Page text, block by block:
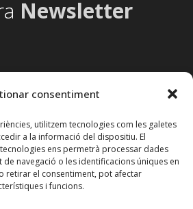
consentiment
utilitzem tecnologies com les galetes
a la informació del dispositiu. El
ens permetrà processar dades
navegació o les identificacions úniques en
retirar el consentiment, pot afectar
i funcions.
Newsletter